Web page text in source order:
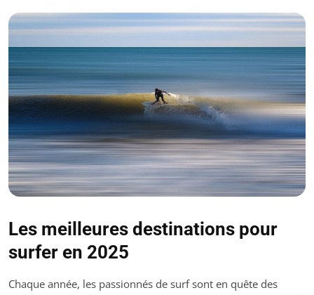
Les meilleures destinations pour
surfer en 2025
Chaque année, les passionnés de surf sont en quête des